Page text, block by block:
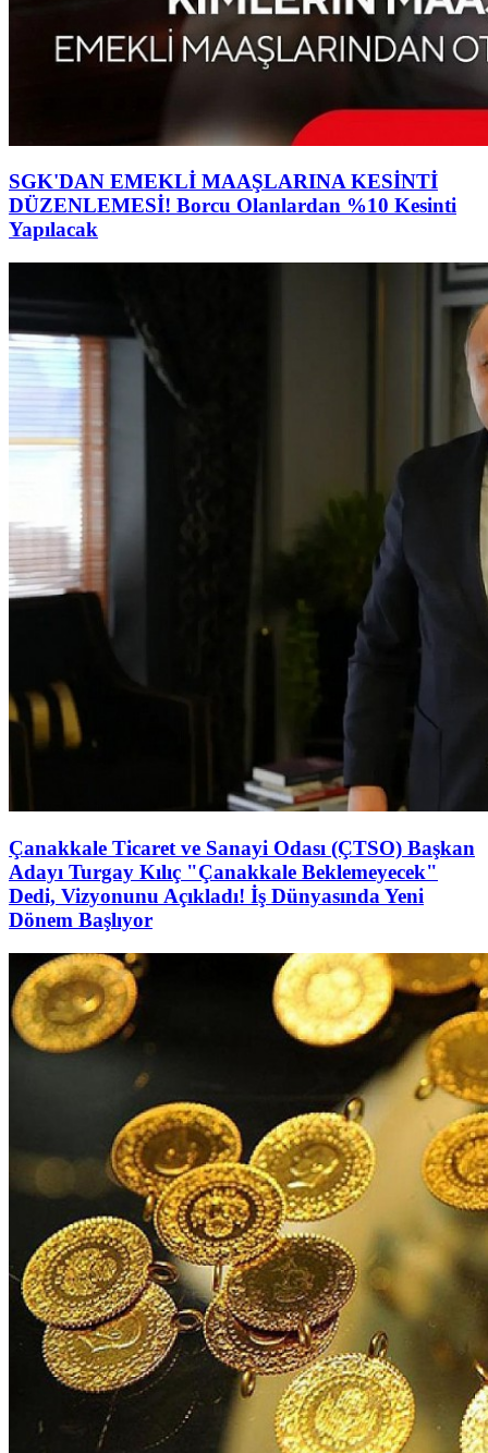
SGK'DAN EMEKLİ MAAŞLARINA KESİNTİ
DÜZENLEMESİ! Borcu Olanlardan %10 Kesinti
Yapılacak
Çanakkale Ticaret ve Sanayi Odası (ÇTSO) Başkan
Adayı Turgay Kılıç "Çanakkale Beklemeyecek"
Dedi, Vizyonunu Açıkladı! İş Dünyasında Yeni
Dönem Başlıyor